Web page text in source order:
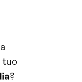
tuo
?